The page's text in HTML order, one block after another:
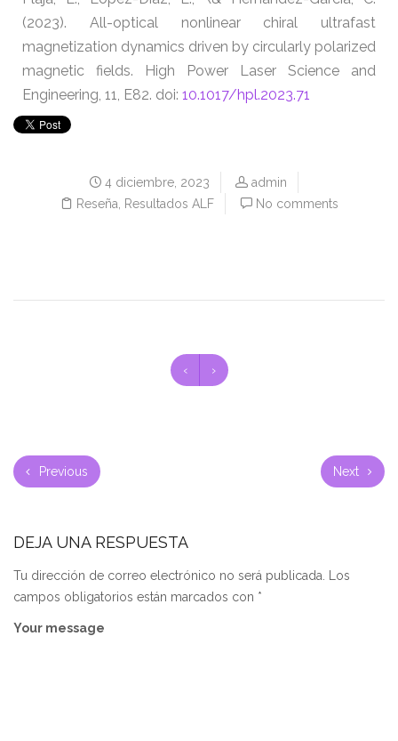
(2023). All-optical nonlinear chiral ultrafast
magnetization dynamics driven by circularly polarized
magnetic fields. High Power Laser Science and
Engineering, 11, E82. doi: 10.1017/hpl.2023.71
4 diciembre, 2023
admin
Reseña
Resultados ALF No comments
‹ ›
Previous Next
DEJA UNA RESPUESTA
Tu dirección de correo electrónico no será publicada. Los
campos obligatorios están marcados con *
Your message